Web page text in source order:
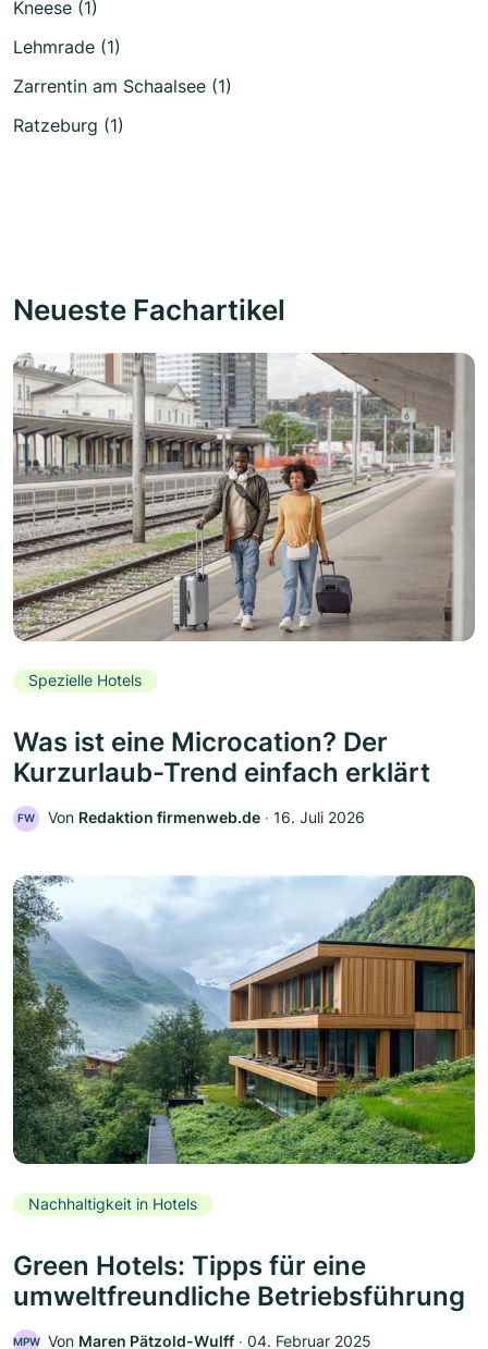
Kneese (1)
Lehmrade (1)
Zarrentin am Schaalsee (1)
Ratzeburg (1)
Neueste Fachartikel
Spezielle Hotels
Was ist eine Microcation? Der
Kurzurlaub-Trend einfach erklärt
FW Von Redaktion firmenweb.de ‧ 16. Juli 2026
Nachhaltigkeit in Hotels
Green Hotels: Tipps für eine
umweltfreundliche Betriebsführung
MPW Von Maren Pätzold-Wulff ‧ 04. Februar 2025